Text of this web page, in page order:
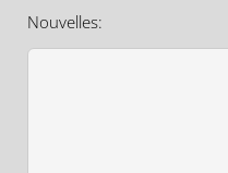
Nouvelles: